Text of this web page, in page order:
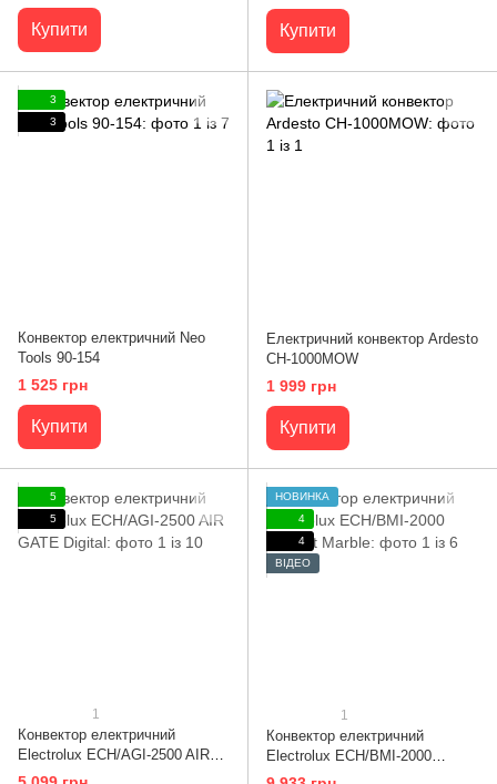
Купити Купити
3
3
Конвектор електричний Neo
Tools 90-154
1 525 грн
Купити
Електричний конвектор Ardesto
CH-1000MOW
1 999 грн
Купити
5
5
1
Конвектор електричний
Electrolux ECH/AGI-2500 AIR
GATE Digital
НОВИНКА
4
4
ВІДЕО
1
Конвектор електричний
Electrolux ECH/BMI-2000
Brilliant Marble